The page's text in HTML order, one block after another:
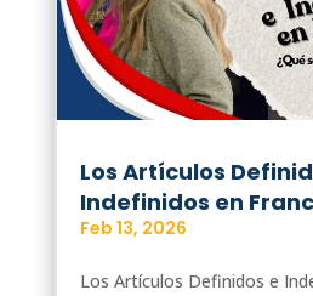
Los Artículos
Indefinidos en
Feb 13, 2026
Los Artículos Definidos e